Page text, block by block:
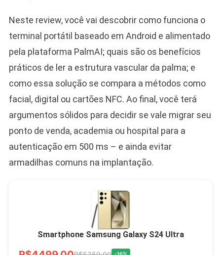
Neste review, você vai descobrir como funciona o
terminal portátil baseado em Android e alimentado
pela plataforma PalmAI; quais são os benefícios
práticos de ler a estrutura vascular da palma; e
como essa solução se compara a métodos como
facial, digital ou cartões NFC. Ao final, você terá
argumentos sólidos para decidir se vale migrar seu
ponto de venda, academia ou hospital para a
autenticação em 500 ms – e ainda evitar
armadilhas comuns na implantação.
Smartphone Samsung Galaxy S24 Ultra